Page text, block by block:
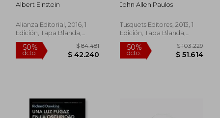
Albert Einstein
Alianza Editorial, 2016, 1
Edición, Tapa Blanda,
Nuevo
John Allen Paulos
Tusquets Editores, 2013, 1
Edición, Tapa Blanda,
Nuevo